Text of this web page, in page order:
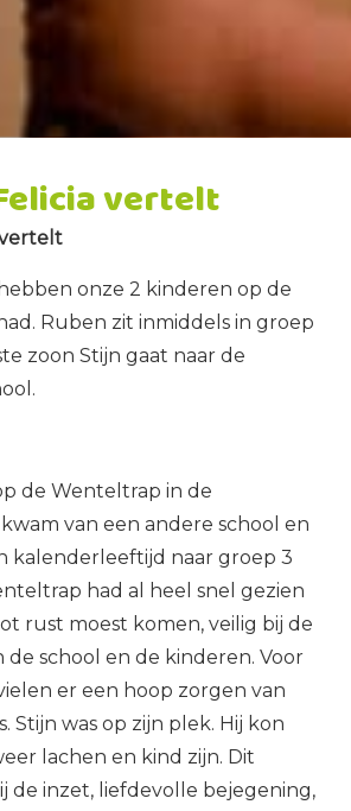
vertelt
onze 2 kinderen op de
Ruben zit inmiddels in groep
zoon Stijn gaat naar de
de Wenteltrap in de
van een andere school en
kalenderleeftijd naar groep 3
had al heel snel gezien
rust moest komen, veilig bij de
de school en de kinderen. Voor
er een hoop zorgen van
Stijn was op zijn plek. Hij kon
lachen en kind zijn. Dit
de inzet, liefdevolle bejegening,